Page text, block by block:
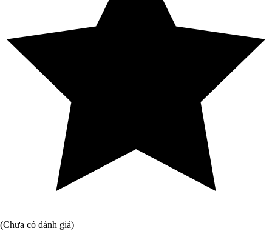
(Chưa có đánh giá)